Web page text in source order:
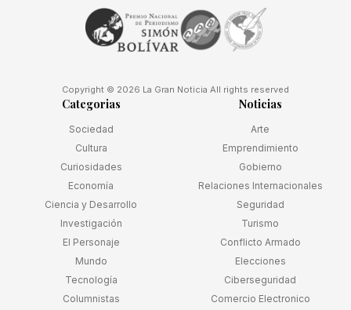
Copyright © 2026 La Gran Noticia All rights reserved
Categorias
Sociedad
Cultura
Curiosidades
Economía
Ciencia y Desarrollo
Investigación
El Personaje
Mundo
Tecnología
Columnistas
Noticias
Arte
Emprendimiento
Gobierno
Relaciones Internacionales
Seguridad
Turismo
Conflicto Armado
Elecciones
Ciberseguridad
Comercio Electronico